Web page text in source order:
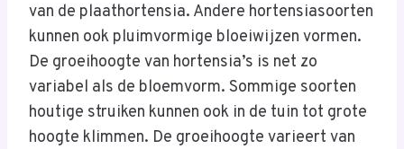
van de plaathortensia. Andere hortensiasoorten
kunnen ook pluimvormige bloeiwijzen vormen.
De groeihoogte van hortensia’s is net zo
variabel als de bloemvorm. Sommige soorten
houtige struiken kunnen ook in de tuin tot grote
hoogte klimmen. De groeihoogte varieert van